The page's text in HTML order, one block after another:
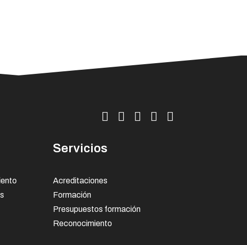
Servicios
Acreditaciones
Formación
Presupuestos formación
Reconocimiento